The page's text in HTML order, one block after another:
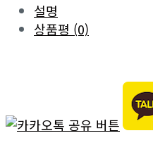
설명
상품평 (0)